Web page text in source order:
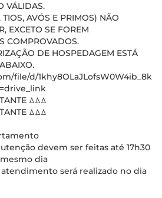
VÁLIDAS.
AVÓS E PRIMOS) NÃO
EXCETO SE FOREM
COMPROVADOS.
DE HOSPEDAGEM ESTÁ
file/d/1khy8OLaJLofsW0W4ib_8k
ꕔꕔꕔ
ꕔꕔꕔ
devem ser feitas até 17h30
dia
será realizado no dia